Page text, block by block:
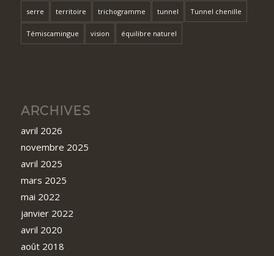
serre territoire trichogramme tunnel Tunnel chenille
Témiscamingue vision équilibre naturel
ARCHIVES
avril 2026
novembre 2025
avril 2025
mars 2025
mai 2022
janvier 2022
avril 2020
août 2018